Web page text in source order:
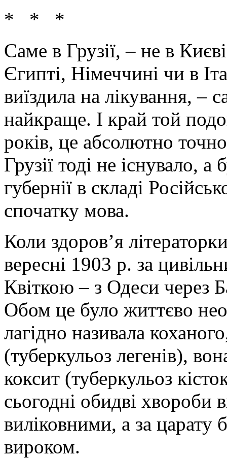
* * *
Саме в Грузії, – не в
Єгипті, Німеччині чи в
виїздила на лікування, –
найкраще. І край той
років, це абсолютно
Грузії тоді не існувало,
губернії в складі
спочатку мова.
Коли здоров’я
вересні 1903 р. за
Квіткою – з Одеси через
Обом це було життєво
лагідно називала
(туберкульоз легенів),
коксит (туберкульоз
сьогодні обидві
виліковними, а за царату
вироком.